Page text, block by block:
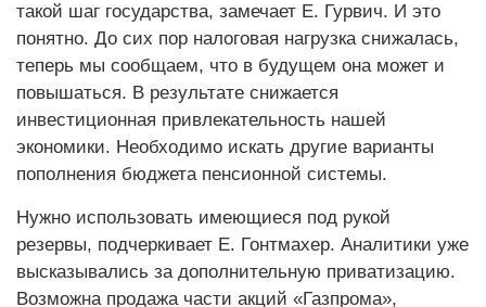
такой шаг государства, замечает Е. Гурвич. И это
понятно. До сих пор налоговая нагрузка снижалась,
теперь мы сообщаем, что в будущем она может и
повышаться. В результате снижается
инвестиционная привлекательность нашей
экономики. Необходимо искать другие варианты
пополнения бюджета пенсионной системы.
Нужно использовать имеющиеся под рукой
резервы, подчеркивает Е. Гонтмахер. Аналитики уже
высказывались за дополнительную приватизацию.
Возможна продажа части акций «Газпрома»,